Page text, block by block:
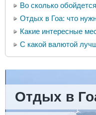
Во сколько
Отдых в Гоа: что
Какие интересные
С какой валютой
Отдых в